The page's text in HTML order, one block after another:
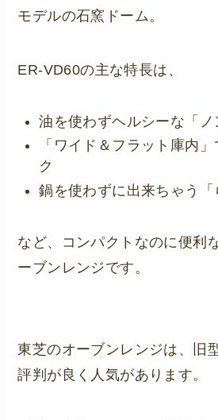
モデルの石窯ドーム。
ER-VD60の主な特長は、
油を使わずヘルシーな「ノ
「ワイド＆フラット庫内
ク
鍋を使わずに出来ちゃう「
など、コンパクトなのに便利
ーブンレンジです。
東芝のオーブンレンジは、旧
評判が良く人気があります。